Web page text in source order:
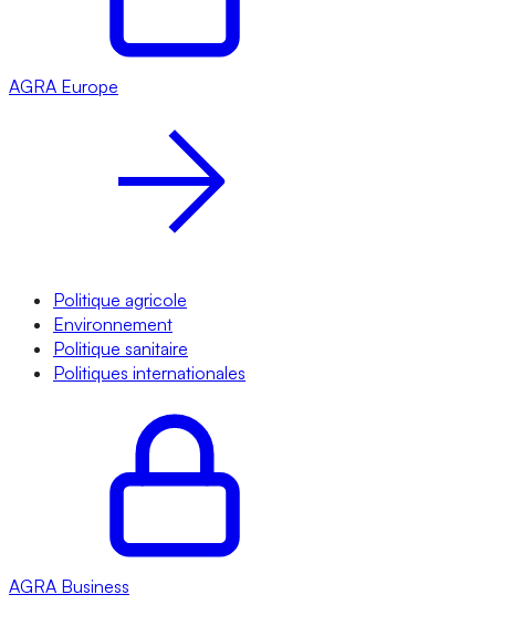
AGRA Europe
Politique agricole
Environnement
Politique sanitaire
Politiques internationales
AGRA Business